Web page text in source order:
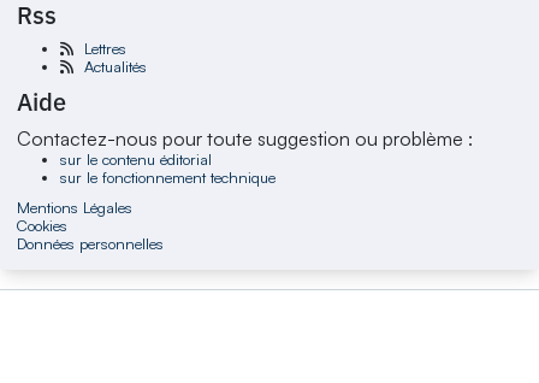
Rss
Lettres
Actualités
Aide
Contactez-nous pour toute suggestion ou problème :
sur le contenu éditorial
sur le fonctionnement technique
Mentions Légales
Cookies
Données personnelles